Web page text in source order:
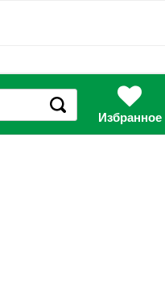
Избранное